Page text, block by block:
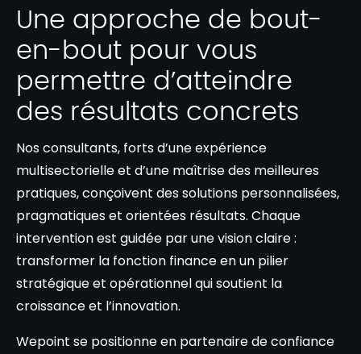
Une approche de bout-
en-bout pour vous
permettre d’atteindre
des résultats concrets
Nos consultants, forts d’une expérience
multisectorielle et d’une maîtrise des meilleures
pratiques, conçoivent des solutions personnalisées,
pragmatiques et orientées résultats. Chaque
intervention est guidée par une vision claire :
transformer la fonction finance en un pilier
stratégique et opérationnel qui soutient la
croissance et l’innovation.
Wepoint se positionne en partenaire de confiance